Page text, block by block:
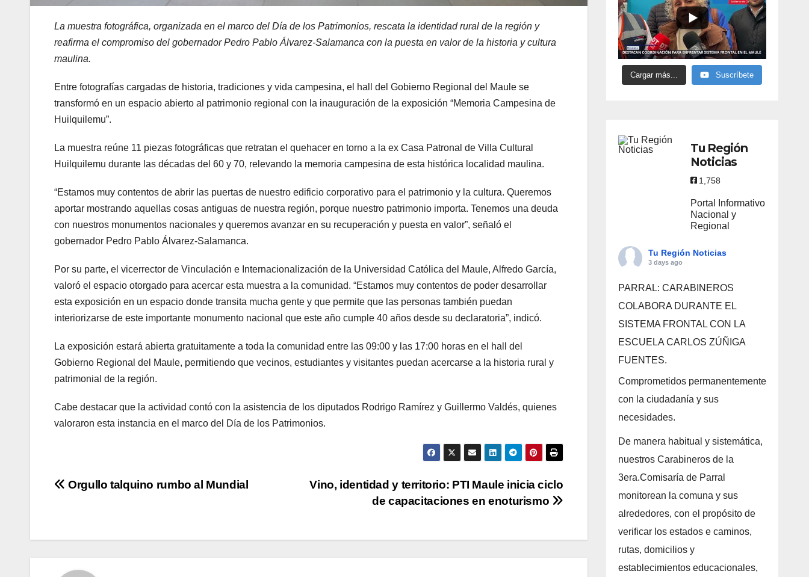
La muestra fotográfica, organizada en el marco del Día de los Patrimonios, rescata la identidad rural de la región y
reafirma el compromiso del gobernador Pedro Pablo Álvarez-Salamanca con la puesta en valor de la historia y cultura
maulina.
Entre fotografías cargadas de historia, tradiciones y vida campesina, el hall del Gobierno Regional del Maule se
transformó en un espacio abierto al patrimonio regional con la inauguración de la exposición “Memoria Campesina de
Huilquilemu”.
La muestra reúne 11 piezas fotográficas que retratan el quehacer en torno a la ex Casa Patronal de Villa Cultural
Huilquilemu durante las décadas del 60 y 70, relevando la memoria campesina de esta histórica localidad maulina.
“Estamos muy contentos de abrir las puertas de nuestro edificio corporativo para el patrimonio y la cultura. Queremos
aportar mostrando aquellas cosas antiguas de nuestra región, porque nuestro patrimonio importa. Tenemos una deuda
con nuestros monumentos nacionales y queremos avanzar en su recuperación y puesta en valor”, señaló el
gobernador Pedro Pablo Álvarez-Salamanca.
Por su parte, el vicerrector de Vinculación e Internacionalización de la Universidad Católica del Maule, Alfredo García,
valoró el espacio otorgado para acercar esta muestra a la comunidad. “Estamos muy contentos de poder desarrollar
esta exposición en un espacio donde transita mucha gente y que permite que las personas también puedan
interiorizarse de este importante monumento nacional que este año cumple 40 años desde su declaratoria”, indicó.
La exposición estará abierta gratuitamente a toda la comunidad entre las 09:00 y las 17:00 horas en el hall del
Gobierno Regional del Maule, permitiendo que vecinos, estudiantes y visitantes puedan acercarse a la historia rural y
patrimonial de la región.
Cabe destacar que la actividad contó con la asistencia de los diputados Rodrigo Ramírez y Guillermo Valdés, quienes
valoraron esta instancia en el marco del Día de los Patrimonios.
Navegación
entradas
Vino, identidad y territorio: PTI Maule inicia ciclo
de capacitaciones en enoturismo
Orgullo talquino rumbo al Mundial
Cargar más... Suscríbete
Tu Región
Noticias
1,758
Portal Informativo
Nacional y
Regional
Tu Región Noticias
3 days ago
PARRAL: CARABINEROS
COLABORA DURANTE EL
SISTEMA FRONTAL CON LA
ESCUELA CARLOS ZÚÑIGA
FUENTES.
Comprometidos permanentemente
con la ciudadanía y sus
necesidades.
De manera habitual y sistemática,
nuestros Carabineros de la
3era.Comisaría de Parral
monitorean la comuna y sus
alrededores, con el propósito de
verificar los estados e caminos,
rutas, domicilios y
establecimientos educacionales,